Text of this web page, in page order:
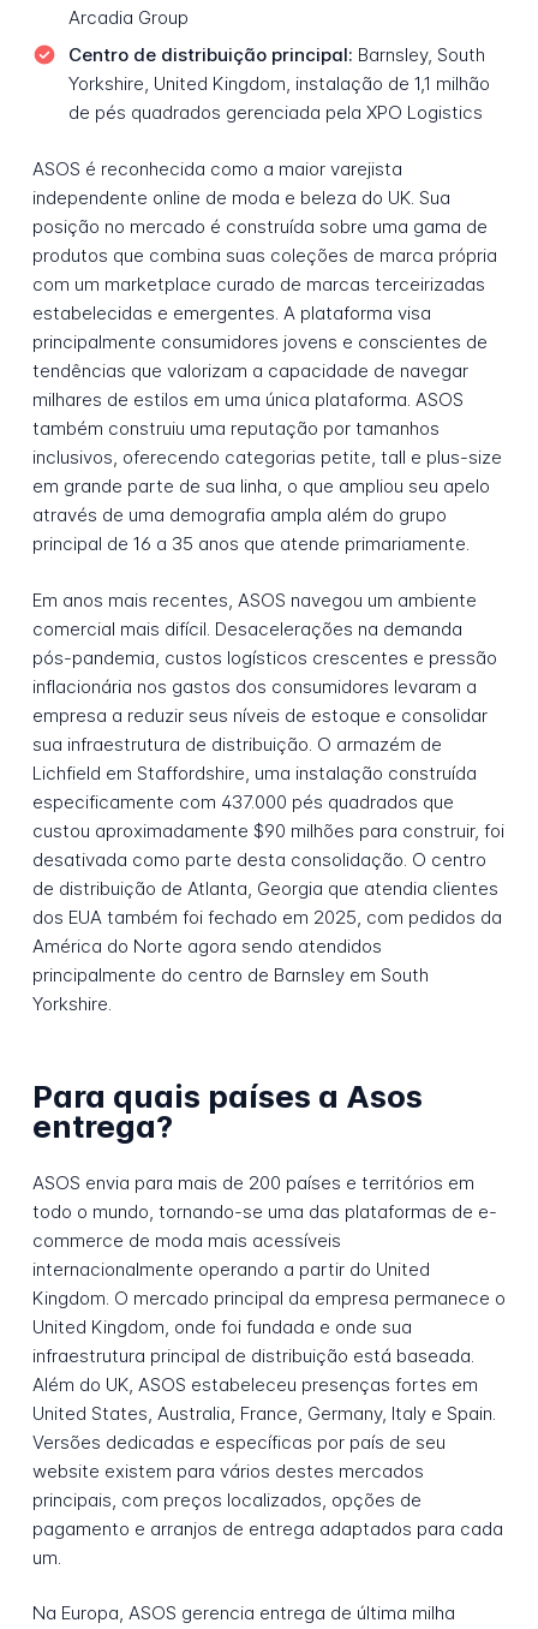
Arcadia Group
Centro de distribuição principal: Barnsley, South
Yorkshire, United Kingdom, instalação de 1,1 milhão
de pés quadrados gerenciada pela XPO Logistics
ASOS é reconhecida como a maior varejista
independente online de moda e beleza do UK. Sua
posição no mercado é construída sobre uma gama de
produtos que combina suas coleções de marca própria
com um marketplace curado de marcas terceirizadas
estabelecidas e emergentes. A plataforma visa
principalmente consumidores jovens e conscientes de
tendências que valorizam a capacidade de navegar
milhares de estilos em uma única plataforma. ASOS
também construiu uma reputação por tamanhos
inclusivos, oferecendo categorias petite, tall e plus-size
em grande parte de sua linha, o que ampliou seu apelo
através de uma demografia ampla além do grupo
principal de 16 a 35 anos que atende primariamente.
Em anos mais recentes, ASOS navegou um ambiente
comercial mais difícil. Desacelerações na demanda
pós-pandemia, custos logísticos crescentes e pressão
inflacionária nos gastos dos consumidores levaram a
empresa a reduzir seus níveis de estoque e consolidar
sua infraestrutura de distribuição. O armazém de
Lichfield em Staffordshire, uma instalação construída
especificamente com 437.000 pés quadrados que
custou aproximadamente $90 milhões para construir, foi
desativada como parte desta consolidação. O centro
de distribuição de Atlanta, Georgia que atendia clientes
dos EUA também foi fechado em 2025, com pedidos da
América do Norte agora sendo atendidos
principalmente do centro de Barnsley em South
Yorkshire.
Para quais países a Asos
entrega?
ASOS envia para mais de 200 países e territórios em
todo o mundo, tornando-se uma das plataformas de e-
commerce de moda mais acessíveis
internacionalmente operando a partir do United
Kingdom. O mercado principal da empresa permanece o
United Kingdom, onde foi fundada e onde sua
infraestrutura principal de distribuição está baseada.
Além do UK, ASOS estabeleceu presenças fortes em
United States, Australia, France, Germany, Italy e Spain.
Versões dedicadas e específicas por país de seu
website existem para vários destes mercados
principais, com preços localizados, opções de
pagamento e arranjos de entrega adaptados para cada
um.
Na Europa, ASOS gerencia entrega de última milha